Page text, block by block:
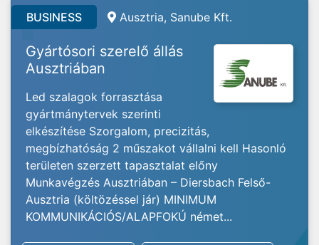
BUSINESS Ausztria, Sanube Kft.
Gyártósori szerelő állás
Ausztriában
Led szalagok forrasztása
gyártmánytervek szerinti
elkészítése Szorgalom, precizitás,
megbízhatóság 2 műszakot vállalni kell Hasonló
területen szerzett tapasztalat előny
Munkavégzés Ausztriában – Diersbach Felső-
Ausztria (költözéssel jár) MINIMUM
KOMMUNIKÁCIÓS/ALAPFOKÚ német...